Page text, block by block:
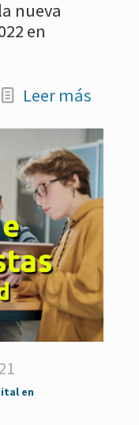
nueva
en
Leer más
en